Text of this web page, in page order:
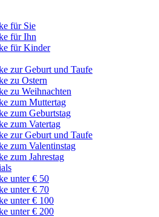
für Sie
für Ihn
für Kinder
zur Geburt und Taufe
zu Ostern
zu Weihnachten
zum Muttertag
zum Geburtstag
zum Vatertag
zur Geburt und Taufe
zum Valentinstag
zum Jahrestag
unter € 50
unter € 70
unter € 100
unter € 200